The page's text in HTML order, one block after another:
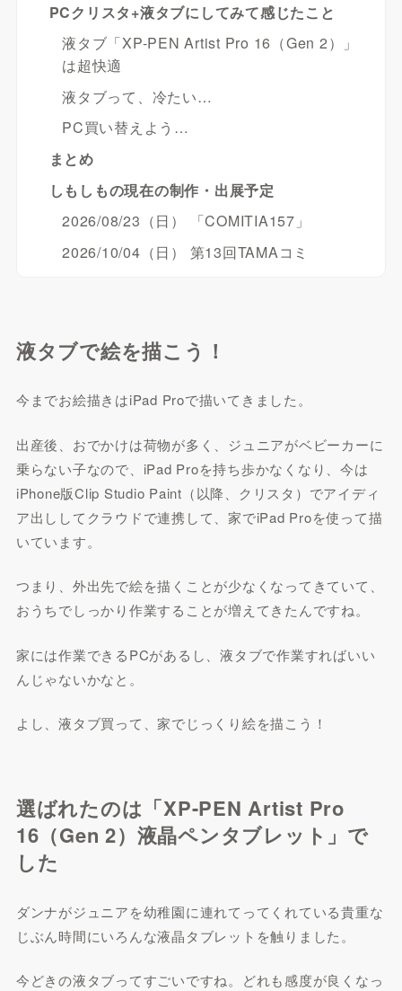
PCクリスタ+液タブにしてみて感じたこと
液タブ「XP-PEN Artist Pro 16（Gen 2）」
は超快適
液タブって、冷たい…
PC買い替えよう…
まとめ
しもしもの現在の制作・出展予定
2026/08/23（日） 「COMITIA157」
2026/10/04（日） 第13回TAMAコミ
液タブで絵を描こう！
今までお絵描きはiPad Proで描いてきました。
出産後、おでかけは荷物が多く、ジュニアがベビーカーに
乗らない子なので、iPad Proを持ち歩かなくなり、今は
iPhone版Clip Studio Paint（以降、クリスタ）でアイディ
ア出ししてクラウドで連携して、家でiPad Proを使って描
いています。
つまり、外出先で絵を描くことが少なくなってきていて、
おうちでしっかり作業することが増えてきたんですね。
家には作業できるPCがあるし、液タブで作業すればいい
んじゃないかなと。
よし、液タブ買って、家でじっくり絵を描こう！
選ばれたのは「XP-PEN Artist Pro
16（Gen 2）液晶ペンタブレット」で
した
ダンナがジュニアを幼稚園に連れてってくれている貴重な
じぶん時間にいろんな液晶タブレットを触りました。
今どきの液タブってすごいですね。どれも感度が良くなっ